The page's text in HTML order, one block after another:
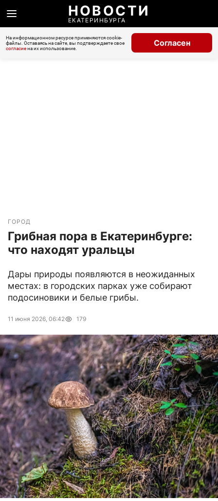
НОВОСТИ
ЕКАТЕРИНБУРГА
На информационном ресурсе применяются cookie-
файлы. Оставаясь на сайте, вы подтверждаете свое
согласиена их использование.
Согласен
ГОРОД
Грибная пора в Екатеринбурге:
что находят уральцы
Дары природы появляются в неожиданных
местах: в городских парках уже собирают
подосиновики и белые грибы.
11 июня 2026, 06:42 179